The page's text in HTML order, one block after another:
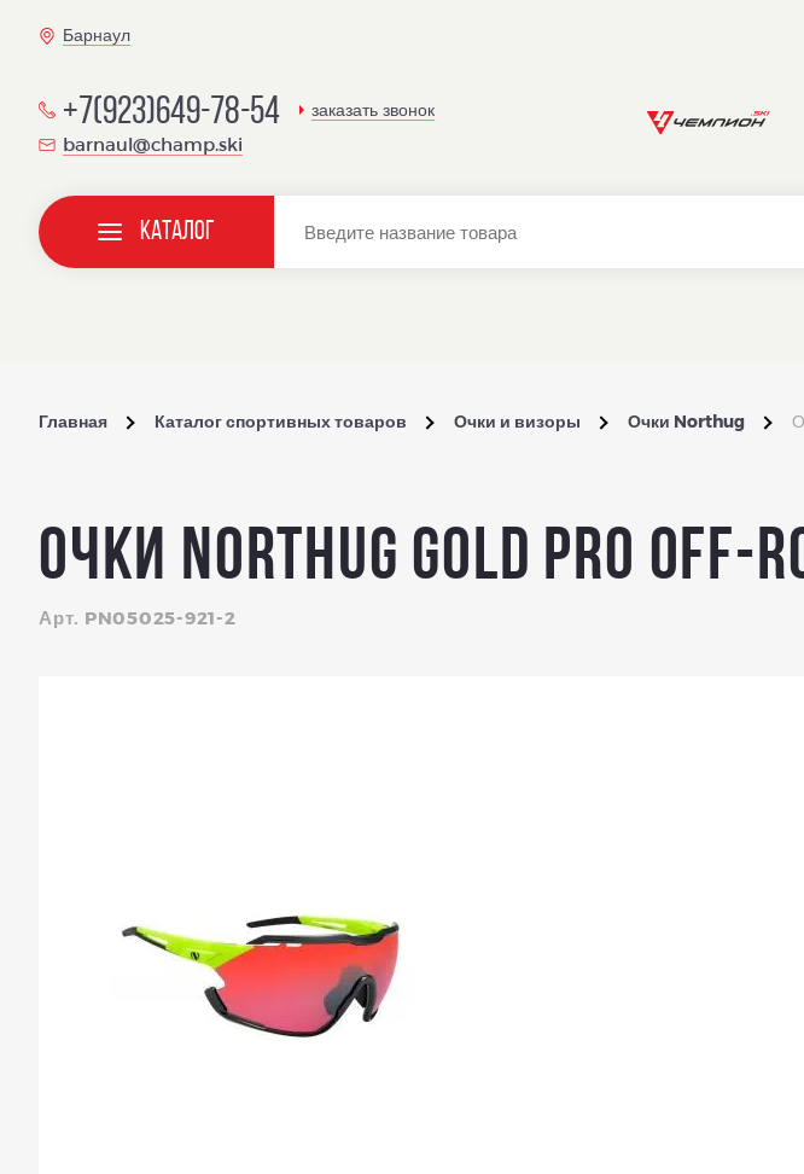
Барнаул
+7(923)649-78-54 заказать звонок
barnaul@champ.ski
Каталог
Главная Каталог спортивных товаров Очки и визоры Очки Northug
Очки Northug Gold PRO Off-
Арт. PN05025-921-2